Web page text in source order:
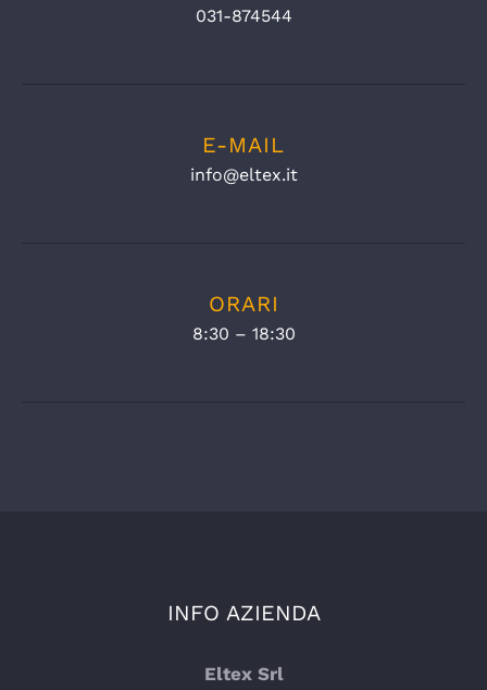
031-874544
E-MAIL
info@eltex.it
ORARI
8:30 – 18:30
INFO AZIENDA
Eltex Srl